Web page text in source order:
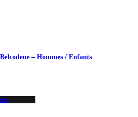
– Hommes / Enfants